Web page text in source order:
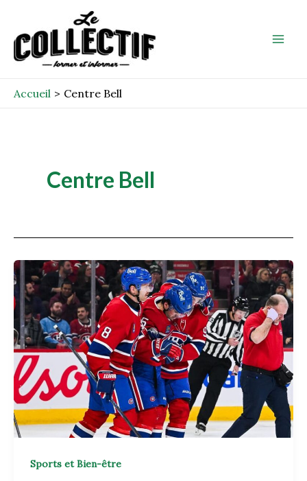
contenu
Accueil Centre Bell
Centre Bell
Sports et Bien-être